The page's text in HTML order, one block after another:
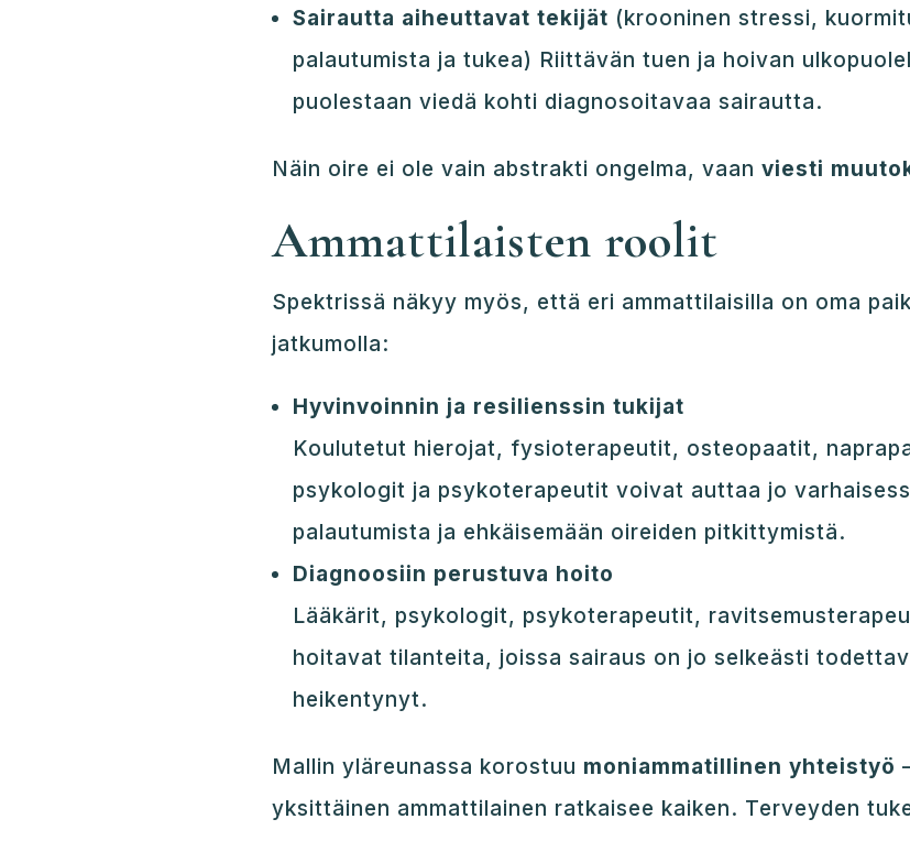
Sairautta aiheuttavat tekijät (krooninen stressi,
palautumista ja tukea) Riittävän tuen ja hoivan
puolestaan viedä kohti diagnosoitavaa sairautta.
Näin oire ei ole vain abstrakti ongelma, vaan viesti
Ammattilaisten roolit
Spektrissä näkyy myös, että eri ammattilaisilla on oma
jatkumolla:
Hyvinvoinnin ja resilienssin tukijat
Koulutetut hierojat, fysioterapeutit, osteopaatit,
psykologit ja psykoterapeutit voivat auttaa jo
palautumista ja ehkäisemään oireiden pitkittymistä.
Diagnoosiin perustuva hoito
Lääkärit, psykologit, psykoterapeutit,
hoitavat tilanteita, joissa sairaus on jo selkeästi
heikentynyt.
Mallin yläreunassa korostuu moniammatillinen yhteistyö
yksittäinen ammattilainen ratkaisee kaiken. Terveyden